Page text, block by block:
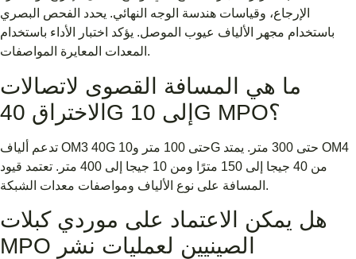
الإرجاع، وقياسات هندسة الوجه النهائي. يحدد الفحص البصري
باستخدام مجهر الألياف عيوب الموصل. يؤكد اختبار الأداء باستخدام
المعدات المعايرة المواصفات.
ما هي المسافة القصوى لاتصالات
تدعم ألياف OM3 40G حتى 100 متر و10G حتى 300 متر. يمتد OM4
من 40 جيجا إلى 150 مترًا ومن 10 جيجا إلى 400 متر. تعتمد قيود
المسافة على نوع الألياف ومواصفات معدات الشبكة.
هل يمكن الاعتماد على موردي كبلات
MPO الصينيين لعمليات نشر